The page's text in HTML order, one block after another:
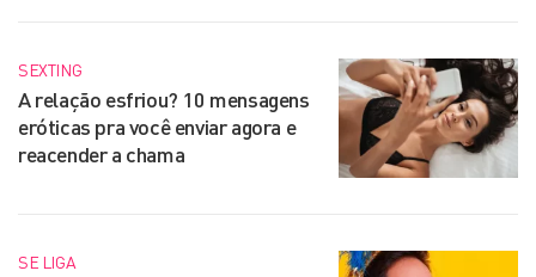
SEXTING
A relação esfriou? 10 mensagens
eróticas pra você enviar agora e
reacender a chama
SE LIGA